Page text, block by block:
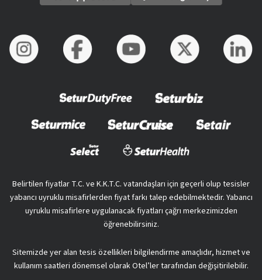
Belirtilen fiyatlar T.C. ve K.K.T.C. vatandaşları için geçerli olup tesisler
yabancı uyruklu misafirlerden fiyat farkı talep edebilmektedir. Yabancı
uyruklu misafirlere uygulanacak fiyatları çağrı merkezimizden
öğrenebilirsiniz.
Sitemizde yer alan tesis özellikleri bilgilendirme amaçlıdır, hizmet ve
kullanım saatleri dönemsel olarak Otel’ler tarafından değişitirilebilir.